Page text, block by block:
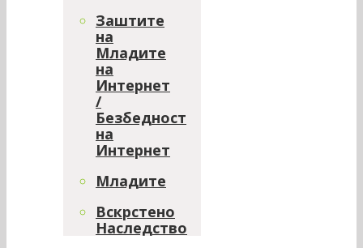
Заштите
на
Младите
на
Интернет
/
Безбедност
на
Интернет
Младите
Вскрстено
Наследство